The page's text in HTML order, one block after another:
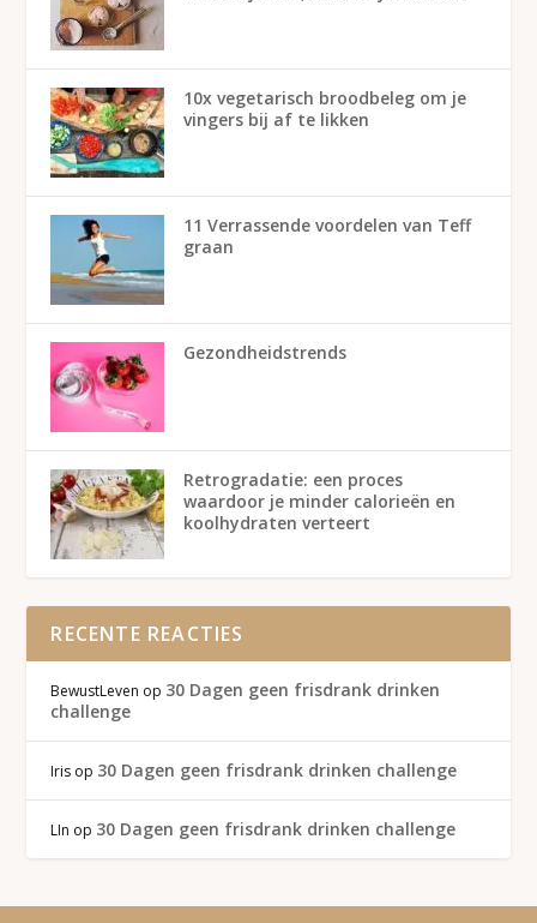
10x vegetarisch broodbeleg om je
vingers bij af te likken
11 Verrassende voordelen van Teff
graan
Gezondheidstrends
Retrogradatie: een proces
waardoor je minder calorieën en
koolhydraten verteert
RECENTE REACTIES
BewustLeven op 30 Dagen geen frisdrank drinken
challenge
Iris op 30 Dagen geen frisdrank drinken challenge
LIn op 30 Dagen geen frisdrank drinken challenge